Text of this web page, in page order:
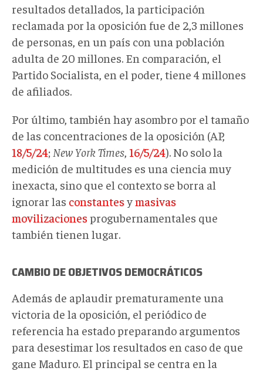
resultados detallados, la participación
reclamada por la oposición fue de 2,3 millones
de personas, en un país con una población
adulta de 20 millones. En comparación, el
Partido Socialista, en el poder, tiene 4 millones
de afiliados.
Por último, también hay asombro por el tamaño
de las concentraciones de la oposición (AP,
18/5/24; New York Times 16/5/24). No solo la
medición de multitudes es una ciencia muy
inexacta, sino que el contexto se borra al
ignorar las constantes ymasivas
movilizaciones progubernamentales que
también tienen lugar.
CAMBIO DE OBJETIVOS DEMOCRÁTICOS
Además de aplaudir prematuramente una
victoria de la oposición, el periódico de
referencia ha estado preparando argumentos
para desestimar los resultados en caso de que
gane Maduro. El principal se centra en la